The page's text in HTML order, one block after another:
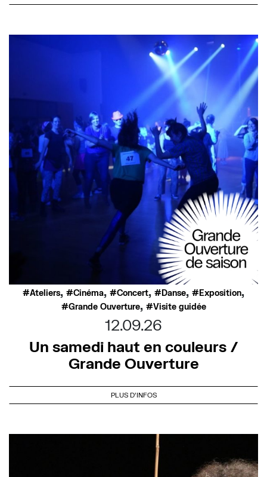
Ateliers, Cinéma, Concert, Danse, Exposition,
Grande Ouverture, Visite guidée
12.09.26
Un samedi haut en couleurs /
Grande Ouverture
PLUS D'INFOS